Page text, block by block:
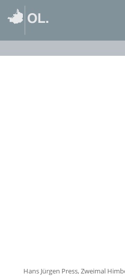
Hans Jürgen Press, Zweimal